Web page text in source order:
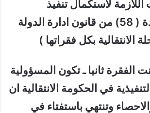
لاستكمال تنفيذ
متطلبات المادة ( 58) من قانون ادارة الدولة
الانتقالية بكل فقراتها )
ثانيا ـ تكون المسؤولية
في الحكومة الانتقالية ان
وتنتهي باستفتاء في